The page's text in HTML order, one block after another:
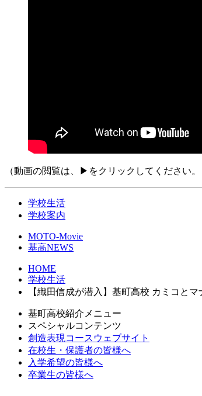
（動画の閲覧は、 ▶︎ をクリックしてください。
学校生活
学校案内
MOTO-Movie
基高NEWS
HOME
学校生活
【織田信成が潜入】基町高校 カミコと
基町高校紹介メニュー
スペシャルコンテンツ
創造表現コースウェブサイト
在校生・保護者の皆様へ
入学希望の皆様へ
卒業生の皆様へ